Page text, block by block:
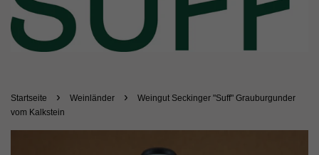
Startseite › Weinländer ›
Weingut Seckinger "Suff" Grauburgunder
vom Kalkstein